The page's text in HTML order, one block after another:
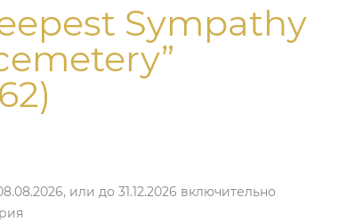
Sympathy
или до 31.12.2026 включительно